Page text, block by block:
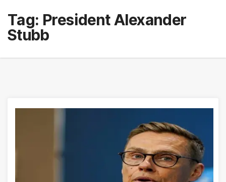
Tag: President Alexander
Stubb